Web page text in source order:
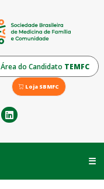
Área do Candidato TEMFC
Loja SBMFC
☰